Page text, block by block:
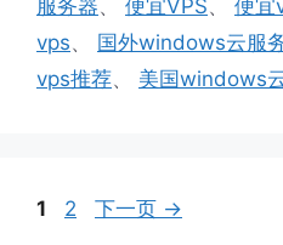
服务器、 便宜VPS、 便宜
vps、 国外windows云服
vps推荐、 美国windows
页
1
页
2 下一页 →